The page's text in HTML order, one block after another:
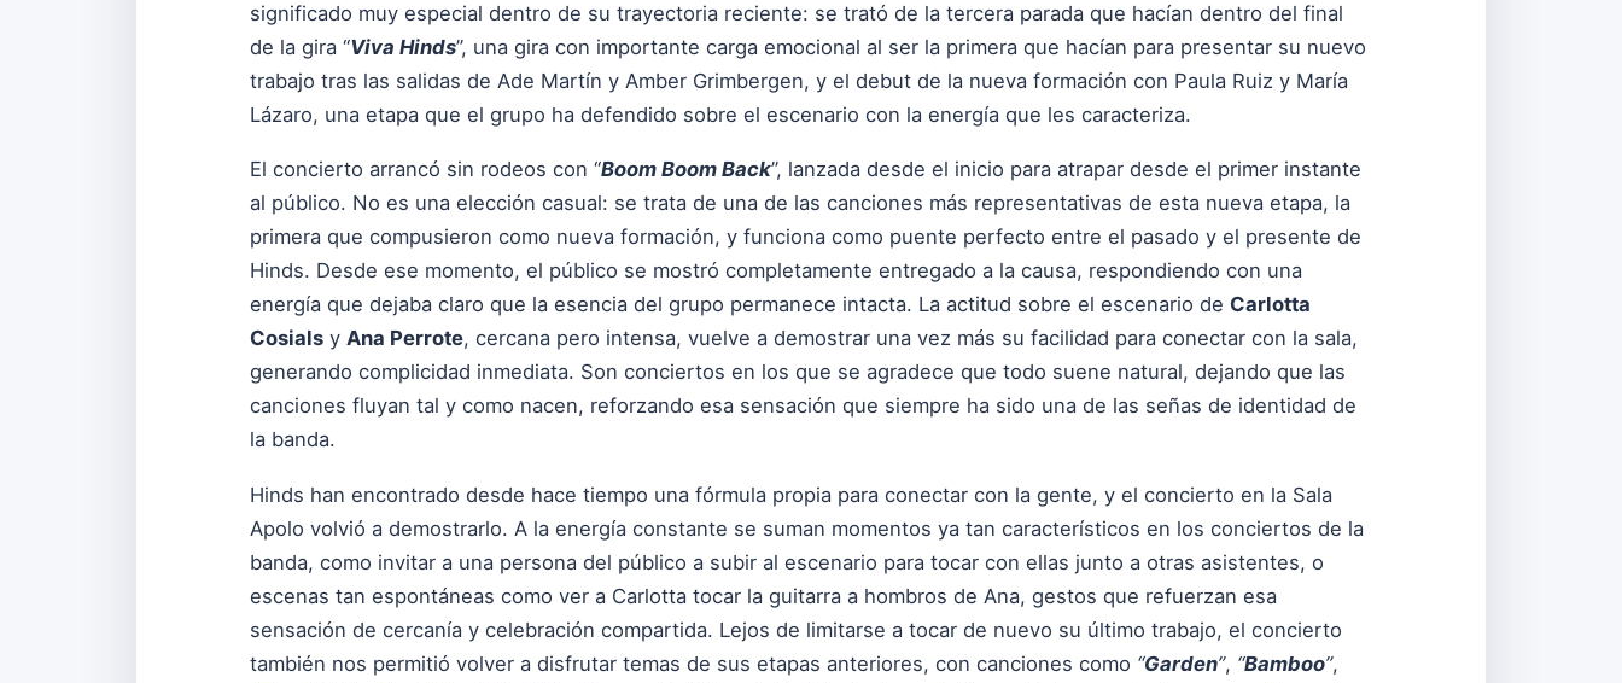
significado muy especial dentro de su trayectoria reciente: se trató de la tercera parada que hacían dentro del final
de la gira “Viva Hinds”, una gira con importante carga emocional al ser la primera que hacían para presentar su nuevo
trabajo tras las salidas de Ade Martín y Amber Grimbergen, y el debut de la nueva formación con Paula Ruiz y María
Lázaro, una etapa que el grupo ha defendido sobre el escenario con la energía que les caracteriza.
El concierto arrancó sin rodeos con “Boom Boom Back”, lanzada desde el inicio para atrapar desde el primer instante
al público. No es una elección casual: se trata de una de las canciones más representativas de esta nueva etapa, la
primera que compusieron como nueva formación, y funciona como puente perfecto entre el pasado y el presente de
Hinds. Desde ese momento, el público se mostró completamente entregado a la causa, respondiendo con una
energía que dejaba claro que la esencia del grupo permanece intacta. La actitud sobre el escenario de Carlotta
Cosials y Ana Perrote, cercana pero intensa, vuelve a demostrar una vez más su facilidad para conectar con la sala,
generando complicidad inmediata. Son conciertos en los que se agradece que todo suene natural, dejando que las
canciones fluyan tal y como nacen, reforzando esa sensación que siempre ha sido una de las señas de identidad de
la banda.
Hinds han encontrado desde hace tiempo una fórmula propia para conectar con la gente, y el concierto en la Sala
Apolo volvió a demostrarlo. A la energía constante se suman momentos ya tan característicos en los conciertos de la
banda, como invitar a una persona del público a subir al escenario para tocar con ellas junto a otras asistentes, o
escenas tan espontáneas como ver a Carlotta tocar la guitarra a hombros de Ana, gestos que refuerzan esa
sensación de cercanía y celebración compartida. Lejos de limitarse a tocar de nuevo su último trabajo, el concierto
también nos permitió volver a disfrutar temas de sus etapas anteriores, con canciones como “Garden”, “Bamboo”,